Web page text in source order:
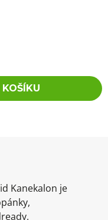
Kanekalon je